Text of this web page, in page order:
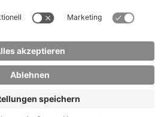
Kontakt Lageplan